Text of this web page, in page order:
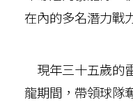
在內的多名潛力戰
現年三十五歲的
龍期間，帶領球隊